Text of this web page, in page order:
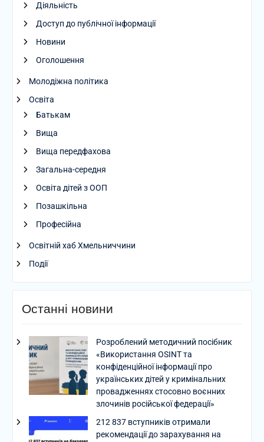
Діяльність
Доступ до публічної інформації
Новини
Оголошення
Молодіжна політика
Освіта
Батькам
Вища
Вища передфахова
Загальна-середня
Освіта дітей з ООП
Позашкільна
Професійна
Освітній хаб Хмельниччини
Події
Останні новини
Розроблений методичний посібник
«Використання OSINT та
конфіденційної інформації про
українських дітей у кримінальних
провадженнях стосовно воєнних
злочинів російської федерації»
212 837 вступників отримали
рекомендації до зарахування на